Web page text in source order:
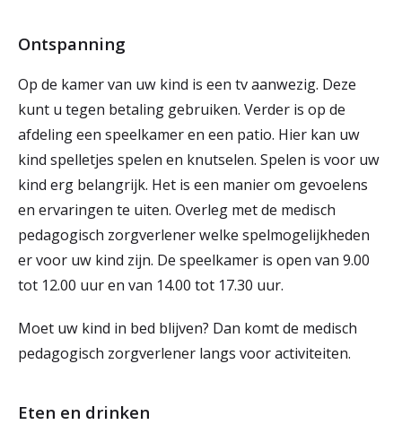
Ontspanning
Op de kamer van uw kind is een tv aanwezig. Deze
kunt u tegen betaling gebruiken. Verder is op de
afdeling een speelkamer en een patio. Hier kan uw
kind spelletjes spelen en knutselen. Spelen is voor uw
kind erg belangrijk. Het is een manier om gevoelens
en ervaringen te uiten. Overleg met de medisch
pedagogisch zorgverlener welke spelmogelijkheden
er voor uw kind zijn. De speelkamer is open van 9.00
tot 12.00 uur en van 14.00 tot 17.30 uur.
Moet uw kind in bed blijven? Dan komt de medisch
pedagogisch zorgverlener langs voor activiteiten.
Eten en drinken